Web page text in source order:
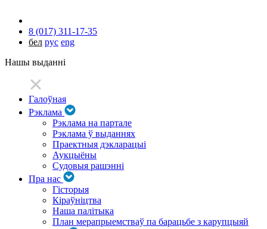
8 (017) 311-17-35
бел рус eng
Нашы выданні
Галоўная
Рэклама
Рэклама на партале
Рэклама ў выданнях
Праектныя дэкларацыі
Аукцыёны
Судовыя рашэнні
Пра нас
Гісторыя
Кіраўніцтва
Наша палітыка
План мерапрыемстваў па барацьбе з карупцыяй